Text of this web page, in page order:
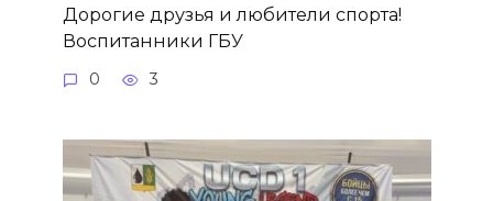
Дорогие друзья и любители спорта!
Воспитанники ГБУ
0 3